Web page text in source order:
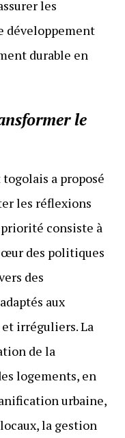
les
développement
durable en
le
a proposé
les réflexions
consiste à
des politiques
des
aux
et irréguliers. La
de la
logements, en
urbaine,
la gestion